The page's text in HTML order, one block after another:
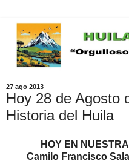
27 ago 2013
Hoy 28 de Agosto
Historia del Huila
HOY EN
Camilo Francisco